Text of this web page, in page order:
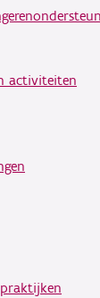
activiteiten